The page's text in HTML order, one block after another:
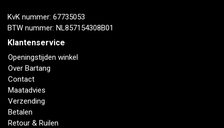
KvK nummer: 67735053
BTW nummer: NL857154308B01
Klantenservice
Openingstijden winkel
Over Bartang
Contact
Maatadvies
Verzending
Betalen
Retour & Ruilen